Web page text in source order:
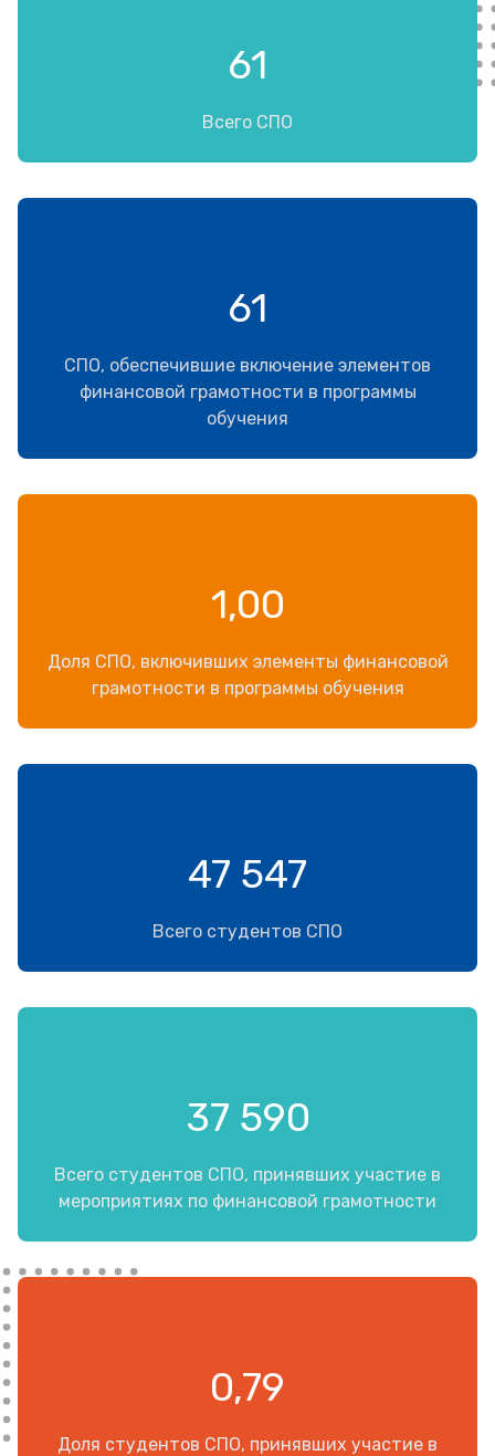
61
Всего СПО
61
СПО, обеспечившие включение элементов
финансовой грамотности в программы
обучения
1,00
Доля СПО, включивших элементы финансовой
грамотности в программы обучения
47 547
Всего студентов СПО
37 590
Всего студентов СПО, принявших участие в
мероприятиях по финансовой грамотности
0,79
Доля студентов СПО, принявших участие в